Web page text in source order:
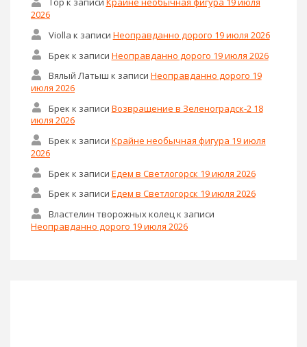
2026
Violla к записи Неоправданно дорого 19 июля 2026
Брек к записи Неоправданно дорого 19 июля 2026
Вялый Латыш к записи Неоправданно дорого 19
июля 2026
Брек к записи Возвращение в Зеленоградск-2 18
июля 2026
Брек к записи Крайне необычная фигура 19 июля
2026
Брек к записи Едем в Светлогорск 19 июля 2026
Брек к записи Едем в Светлогорск 19 июля 2026
Властелин творожных колецк записи
Неоправданно дорого 19 июля 2026